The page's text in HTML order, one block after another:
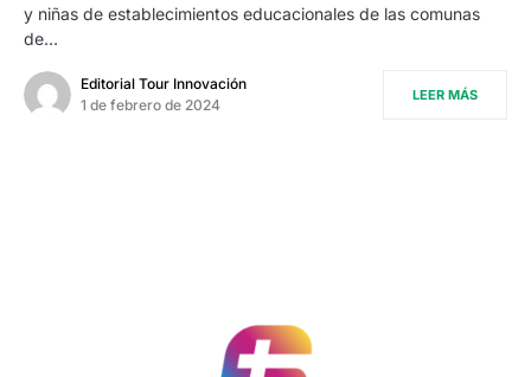
y niñas de establecimientos educacionales de las comunas
de…
Editorial Tour Innovación
1 de febrero de 2024
LEER MÁS